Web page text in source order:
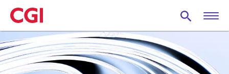
Skip
to
main
content